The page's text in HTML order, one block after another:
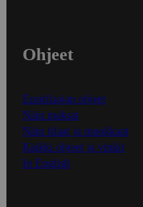
Ohjeet
Ensitilaajan ohjeet
Näin maksat
Näin tilaat ja muokkaat
Kaikki ohjeet ja vinkit
In English